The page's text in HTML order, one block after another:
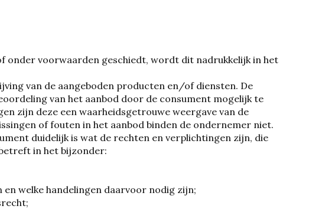
onder voorwaarden geschiedt, wordt dit nadrukkelijk in het
van de aangeboden producten en/of diensten. De
van het aanbod door de consument mogelijk te
zijn deze een waarheidsgetrouwe weergave van de
of fouten in het aanbod binden de ondernemer niet.
duidelijk is wat de rechten en verplichtingen zijn, die
in het bijzonder:
welke handelingen daarvoor nodig zijn;